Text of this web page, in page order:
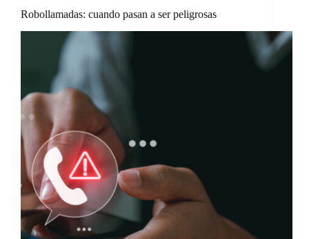
Robollamadas: cuando pasan a ser peligrosas